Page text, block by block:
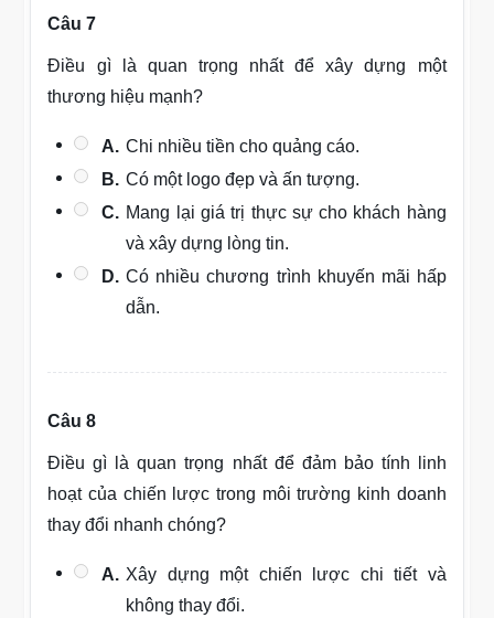
Câu 7
Điều gì là quan trọng nhất để xây dựng một
thương hiệu mạnh?
A. Chi nhiều tiền cho quảng cáo.
B. Có một logo đẹp và ấn tượng.
C. Mang lại giá trị thực sự cho khách hàng
và xây dựng lòng tin.
D. Có nhiều chương trình khuyến mãi hấp
dẫn.
Câu 8
Điều gì là quan trọng nhất để đảm bảo tính linh
hoạt của chiến lược trong môi trường kinh doanh
thay đổi nhanh chóng?
A. Xây dựng một chiến lược chi tiết và
không thay đổi.